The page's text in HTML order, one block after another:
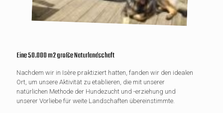
Eine 50.000 m2 große Naturlandschaft
Nachdem wir in Isère praktiziert hatten, fanden wir den idealen
Ort, um unsere Aktivität zu etablieren, die mit unserer
natürlichen Methode der Hundezucht und -erziehung und
unserer Vorliebe für weite Landschaften übereinstimmte.